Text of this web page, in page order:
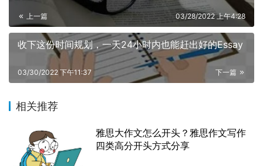
上一篇 03/28/2022 上午4:28
收下这份时间规划，一天24小时内也能赶出好的Essay
下一篇
03/30/2022 下午11:37
相关推荐
雅思大作文怎么开头？雅思作文写作
四类高分开头方式分享